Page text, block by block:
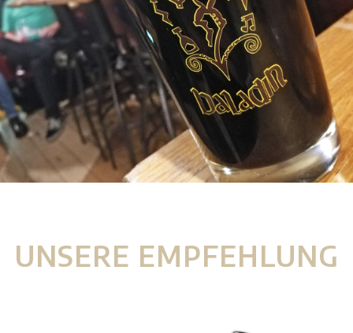
UNSERE EMPFEHLUNG